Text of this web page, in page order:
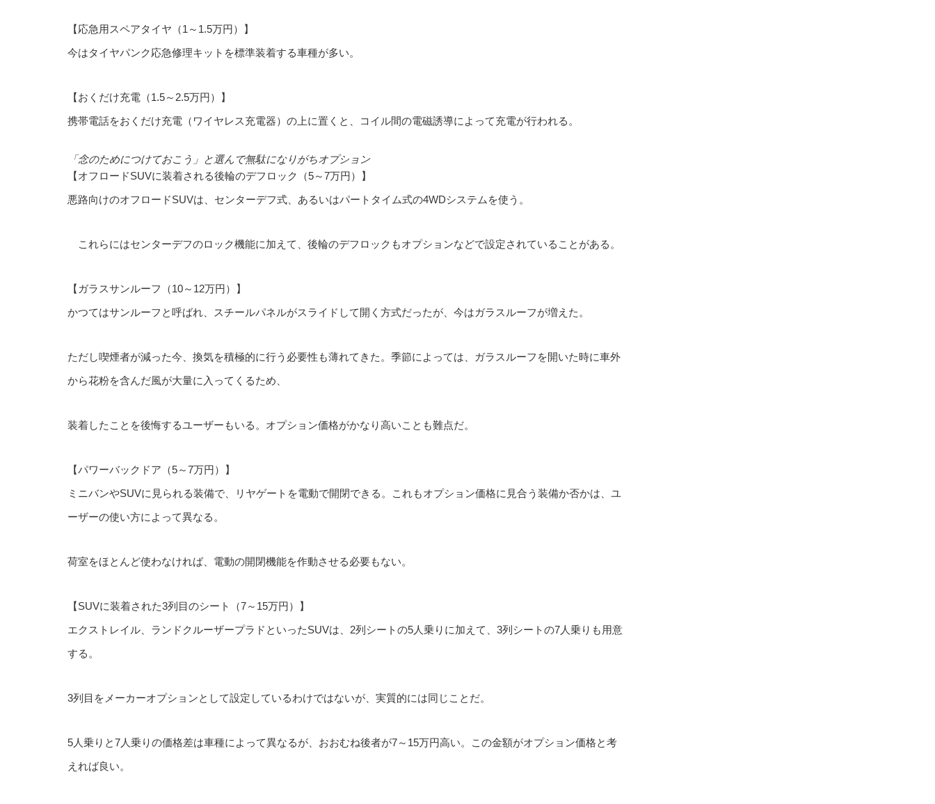
【応急用スペアタイヤ（1～1.5万円）】
今はタイヤパンク応急修理キットを標準装着する車種が多い。
【おくだけ充電（1.5～2.5万円）】
携帯電話をおくだけ充電（ワイヤレス充電器）の上に置くと、コイル間の電磁誘導によって充電が行われる。
「念のためにつけておこう」と選んで無駄になりがちオプション
【オフロードSUVに装着される後輪のデフロック（5～7万円）】
悪路向けのオフロードSUVは、センターデフ式、あるいはパートタイム式の4WDシステムを使う。
これらにはセンターデフのロック機能に加えて、後輪のデフロックもオプションなどで設定されていることがある。
【ガラスサンルーフ（10～12万円）】
かつてはサンルーフと呼ばれ、スチールパネルがスライドして開く方式だったが、今はガラスルーフが増えた。
ただし喫煙者が減った今、換気を積極的に行う必要性も薄れてきた。季節によっては、ガラスルーフを開いた時に車外
から花粉を含んだ風が大量に入ってくるため、
装着したことを後悔するユーザーもいる。オプション価格がかなり高いことも難点だ。
【パワーバックドア（5～7万円）】
ミニバンやSUVに見られる装備で、リヤゲートを電動で開閉できる。これもオプション価格に見合う装備か否かは、ユ
ーザーの使い方によって異なる。
荷室をほとんど使わなければ、電動の開閉機能を作動させる必要もない。
【SUVに装着された3列目のシート（7～15万円）】
エクストレイル、ランドクルーザープラドといったSUVは、2列シートの5人乗りに加えて、3列シートの7人乗りも用意
する。
3列目をメーカーオプションとして設定しているわけではないが、実質的には同じことだ。
5人乗りと7人乗りの価格差は車種によって異なるが、おおむね後者が7～15万円高い。この金額がオプション価格と考
えれば良い。